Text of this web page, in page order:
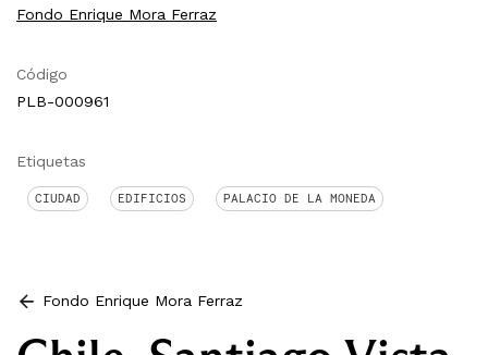
Fondo Enrique Mora Ferraz
Código
PLB-000961
Etiquetas
CIUDAD EDIFICIOS PALACIO DE LA MONEDA
Fondo Enrique Mora Ferraz